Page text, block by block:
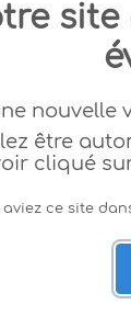
nouvelle
être
cliqué
aviez ce site